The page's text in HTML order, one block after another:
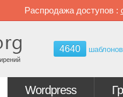
Распродажа доступов :
4640 шаблонов
Wordpress